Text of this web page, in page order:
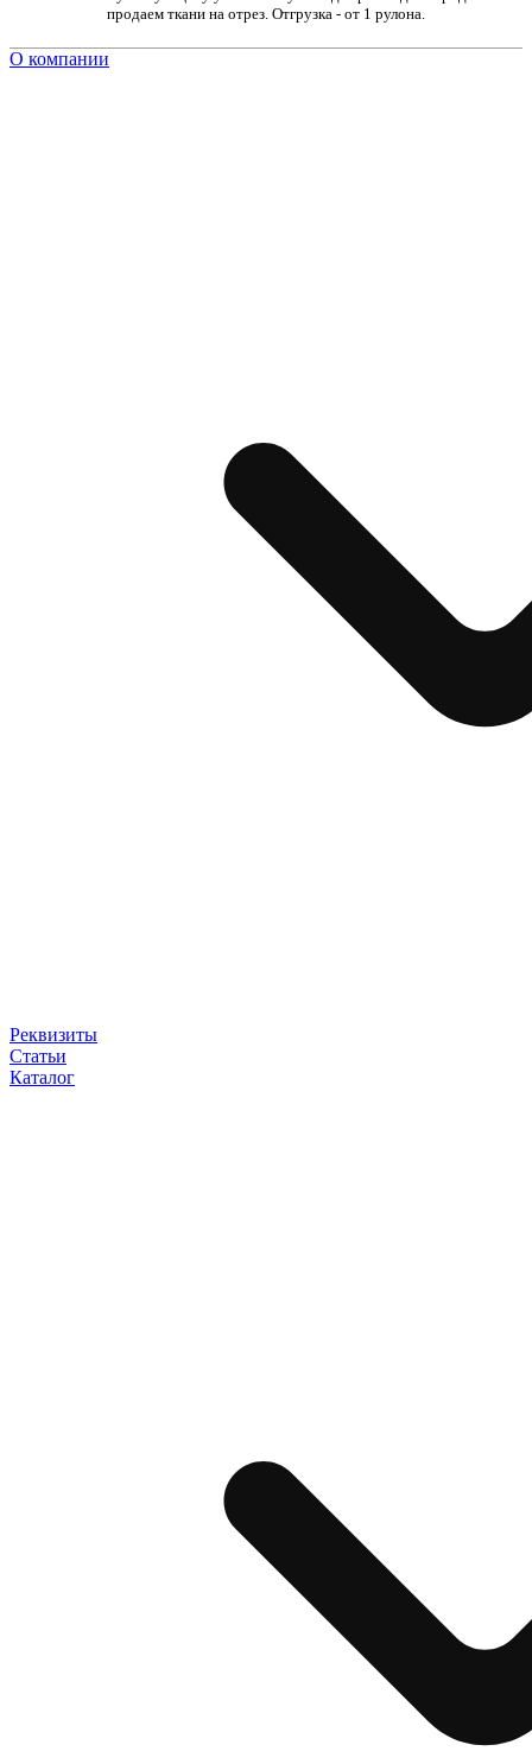
продаем ткани на отрез. Отгрузка - от 1 рулона.
О компании
Реквизиты
Статьи
Каталог